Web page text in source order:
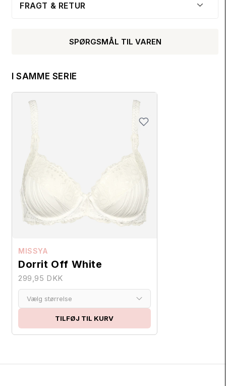
FRAGT & RETUR
SPØRGSMÅL TIL VAREN
I SAMME SERIE
MISSYA
Dorrit Off White
299,95 DKK
Vælg størrelse
TILFØJ TIL KURV